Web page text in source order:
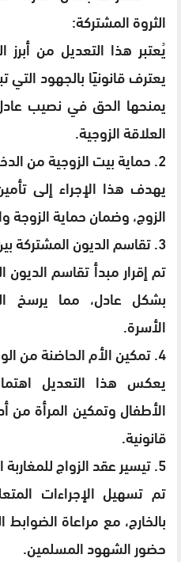
الثروة المشتركة:
يُعتبر هذا التعديل من
يعترف قانونيًا بالجهود التي
يمنحها الحق في نصيب
العلاقة الزوجية.
2. حماية بيت الزوجية من الدخول في التركة:
يهدف هذا الإجراء إلى
الزوج، وضمان حماية الزوجة
3. تقاسم الديون المشتركة بين الزوجين:
تم إقرار مبدأ تقاسم الديون
بشكل عادل، مما يرسخ
الأسرة.
4. تمكين الأم الحاضنة من الولاية القانونية على أطفالها:
يعكس هذا التعديل
الأطفال وتمكين المرأة من
قانونية.
5. تيسير عقد الزواج للمغاربة المقيمين بالخارج:
تم تسهيل الإجراءات
بالخارج، مع مراعاة
حضور الشهود المسلمين.